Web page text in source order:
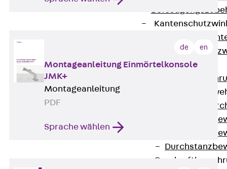
Bewehrung
de en
Montageanleitung Einmörtelkonsole
JMK+
Montageanleitung
PDF
Sprache wählen